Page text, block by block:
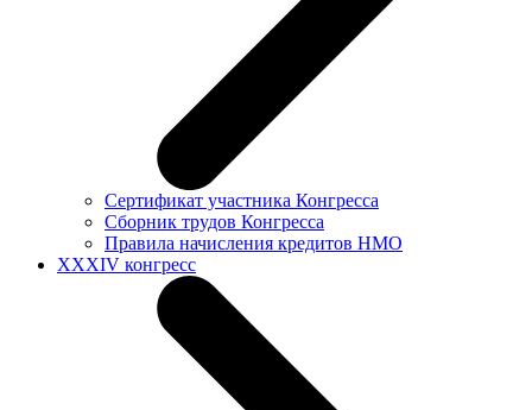
Сертификат участника Конгресса
Сборник трудов Конгресса
Правила начисления кредитов НМО
XXXIV конгресс